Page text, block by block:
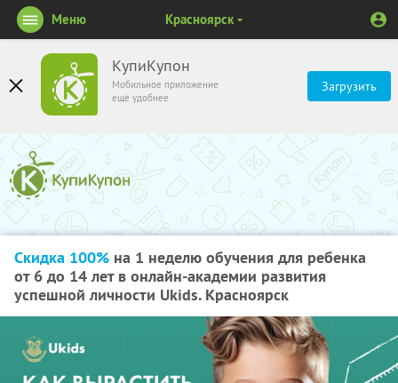
КупиКупон
Мобильное приложение
ещё удобнее
Загрузить
Меню Красноярск
Скидка 100% на 1 неделю обучения для ребенка
от 6 до 14 лет в онлайн-академии развития
успешной личности Ukids. Красноярск